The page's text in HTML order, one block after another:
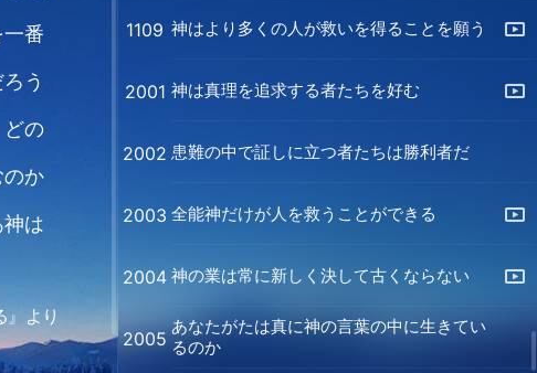
一番
う
どの
のか
は
』より
1109 神はより多くの人が救いを得ることを願う
2001 神は真理を追求する者たちを好む
2002 患難の中で証しに立つ者たちは勝利者だ
2003 全能神だけが人を救うことができる
2004 神の業は常に新しく決して古くならない
2005
あなたがたは真に神の言葉の中に生きてい
るのか